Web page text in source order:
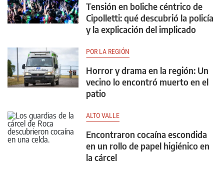
Tensión en boliche céntrico de
Cipolletti: qué descubrió la policía
y la explicación del implicado
POR LA REGIÓN
Horror y drama en la región: Un
vecino lo encontró muerto en el
patio
ALTO VALLE
Encontraron cocaína escondida
en un rollo de papel higiénico en
la cárcel